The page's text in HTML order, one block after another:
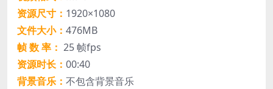
资源尺寸： 1920×1080
文件大小： 476MB
帧 数 率： 25 帧fps
资源时长： 00:40
背景音乐： 不包含背景音乐